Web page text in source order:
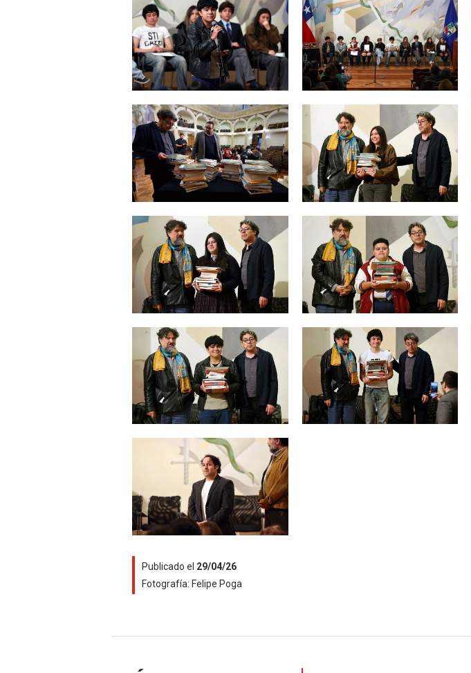
Zoom Zoom
Zoom Zoom
Zoom Zoom
Publicado el 29/04/26
Fotografía: Felipe Poga